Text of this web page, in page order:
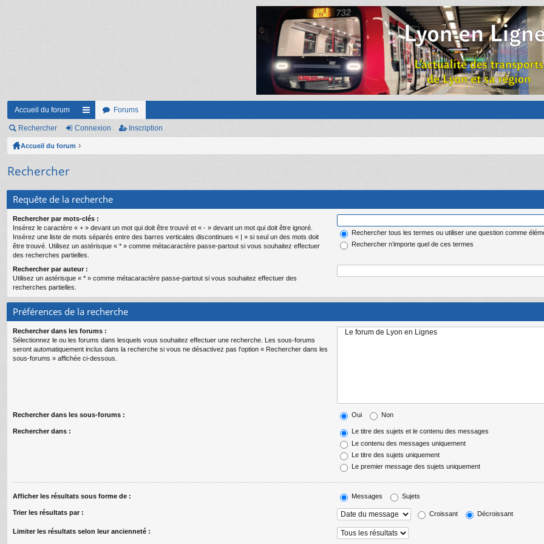
Accueil du forum
ac
s
Forums
Rechercher Connexion Inscription
Accueil du forum
Rechercher
Requête de la recherche
Rechercher par mots-clés :
Insérez le caractère « + » devant un mot qui doit être trouvé et « - » devant un mot qui doit être ignoré.
Insérez une liste de mots séparés entre des barres verticales discontinues « | » si seul un des mots doit
être trouvé. Utilisez un astérisque « * » comme métacaractère passe-partout si vous souhaitez effectuer
des recherches partielles.
Rechercher tous les termes ou utiliser une question comme
Rechercher n’importe quel de ces termes
Rechercher par auteur :
Utilisez un astérisque « * » comme métacaractère passe-partout si vous souhaitez effectuer des
recherches partielles.
Préférences de la recherche
Rechercher dans les forums :
Sélectionnez le ou les forums dans lesquels vous souhaitez effectuer une recherche. Les sous-forums
seront automatiquement inclus dans la recherche si vous ne désactivez pas l’option « Rechercher dans les
sous-forums » affichée ci-dessous.
Rechercher dans les sous-forums : Oui Non
Rechercher dans :
Le titre des sujets et le contenu des messages
Le contenu des messages uniquement
Le titre des sujets uniquement
Le premier message des sujets uniquement
Afficher les résultats sous forme de : Messages Sujets
Trier les résultats par : Croissant Décroissant
Limiter les résultats selon leur ancienneté :